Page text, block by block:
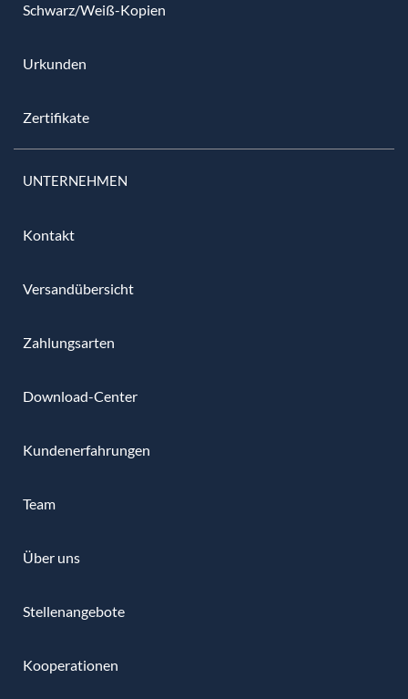
Schwarz/Weiß-Kopien
Urkunden
Zertifikate
UNTERNEHMEN
Kontakt
Versandübersicht
Zahlungsarten
Download-Center
Kundenerfahrungen
Team
Über uns
Stellenangebote
Kooperationen